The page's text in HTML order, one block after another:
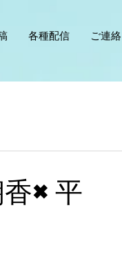
各種配信 ご連絡
×平